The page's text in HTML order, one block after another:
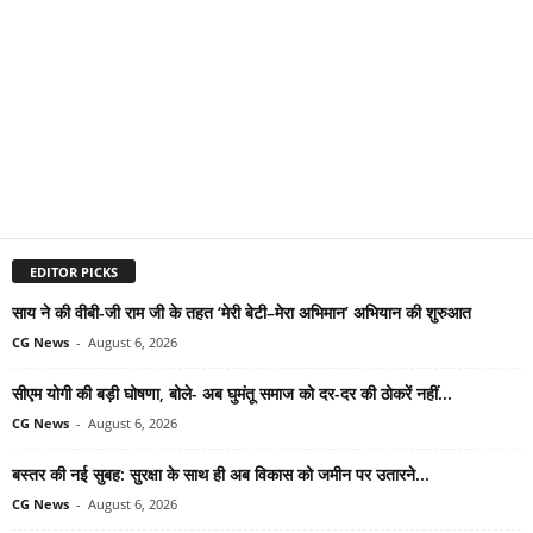
EDITOR PICKS
साय ने की वीबी-जी राम जी के तहत ‘मेरी बेटी–मेरा अभिमान’ अभियान की शुरुआत
CG News - August 6, 2026
सीएम योगी की बड़ी घोषणा, बोले- अब घुमंतू समाज को दर-दर की ठोकरें नहीं...
CG News - August 6, 2026
बस्तर की नई सुबह: सुरक्षा के साथ ही अब विकास को जमीन पर उतारने...
CG News - August 6, 2026